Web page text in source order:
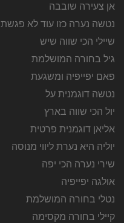
אן צעירה שובבה
נטשה נערה כזו עוד לא פגשת
שיילי הכי שווה שיש
גיל בחורה המושלמת
פאם יפייפיה ומשגעת
נטשה דוגמנית על
יול הכי שווה בארץ
אליאן דוגמנית פרטית
יוליה היא נערת ליווי מנוסה
שירי נערה הכי יפה
אולגה יפייפיה
נטלי בחורה המושלמת
קיילי בחורה מקסימה